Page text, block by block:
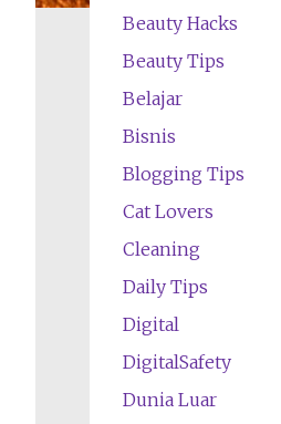
Beauty Hacks
Beauty Tips
Belajar
Bisnis
Blogging Tips
Cat Lovers
Cleaning
Daily Tips
Digital
DigitalSafety
Dunia Luar